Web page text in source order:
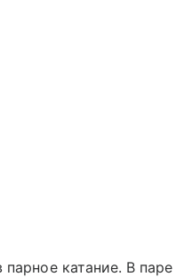
парное катание. В паре